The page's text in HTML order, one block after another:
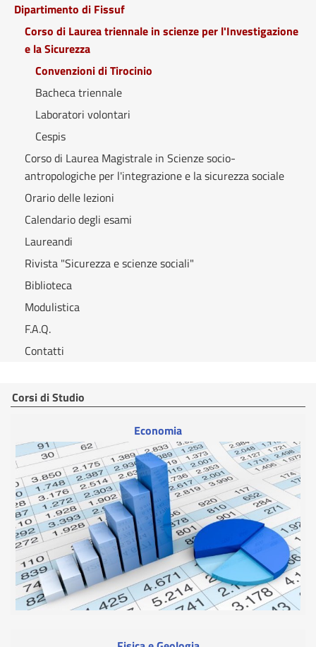
Dipartimento di Fissuf
Corso di Laurea triennale in scienze per l'Investigazione
e la Sicurezza
Convenzioni di Tirocinio
Bacheca triennale
Laboratori volontari
Cespis
Corso di Laurea Magistrale in Scienze socio-
antropologiche per l'integrazione e la sicurezza sociale
Orario delle lezioni
Calendario degli esami
Laureandi
Rivista "Sicurezza e scienze sociali"
Biblioteca
Modulistica
F.A.Q.
Contatti
Corsi di Studio
Economia